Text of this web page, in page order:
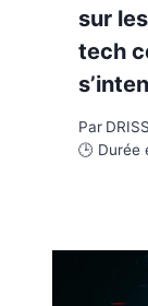
sur
tech
Par
🕒 Durée